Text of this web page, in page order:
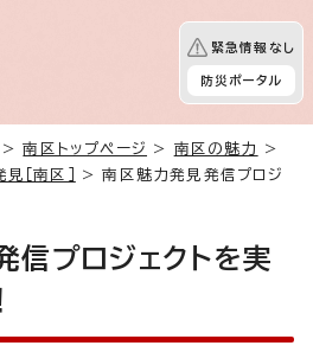
緊急情報なし
防災ポータル
>南区トップページ > 南区の魅力
>
［南区］
> 南区魅力発見発信プロジ
信プロジェクトを実